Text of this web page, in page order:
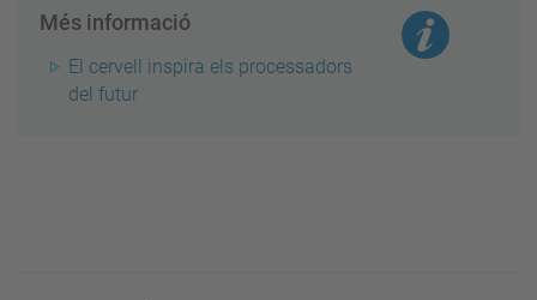
Més informació
El cervell inspira els processadors
del futur